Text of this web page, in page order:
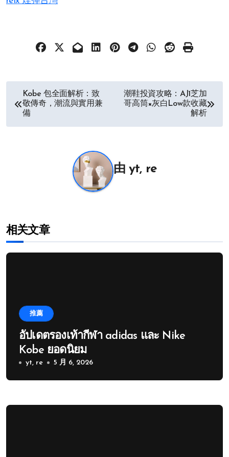
Kobe 包全面解析：致
敬傳奇，潮流與實用兼
備
潮鞋投資攻略：AJ1芝加
哥高筒×灰白Low款收藏
解析
由yt, re
相关文章
推薦
อัปเดตรองเท้ากีฬา adidas และ Nike
Kobe ยอดนิยม
yt, re 5 月 6, 2026